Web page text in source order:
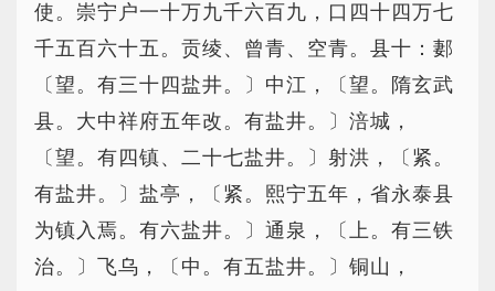
使。崇宁户一十万九千六百九，口四十四万七
千五百六十五。贡绫、曾青、空青。县十：郪
〔望。有三十四盐井。〕中江，〔望。隋玄武
县。大中祥府五年改。有盐井。〕涪城，
〔望。有四镇、二十七盐井。〕射洪，〔紧。
有盐井。〕盐亭，〔紧。熙宁五年，省永泰县
为镇入焉。有六盐井。〕通泉，〔上。有三铁
治。〕飞乌，〔中。有五盐井。〕铜山，